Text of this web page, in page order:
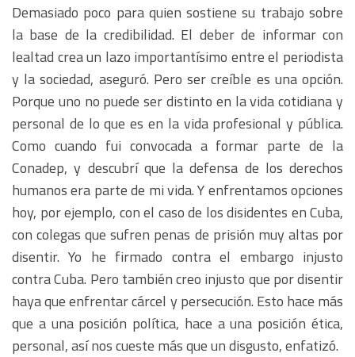
Demasiado poco para quien sostiene su trabajo sobre
la base de la credibilidad. El deber de informar con
lealtad crea un lazo importantísimo entre el periodista
y la sociedad, aseguró. Pero ser creíble es una opción.
Porque uno no puede ser distinto en la vida cotidiana y
personal de lo que es en la vida profesional y pública.
Como cuando fui convocada a formar parte de la
Conadep, y descubrí que la defensa de los derechos
humanos era parte de mi vida. Y enfrentamos opciones
hoy, por ejemplo, con el caso de los disidentes en Cuba,
con colegas que sufren penas de prisión muy altas por
disentir. Yo he firmado contra el embargo injusto
contra Cuba. Pero también creo injusto que por disentir
haya que enfrentar cárcel y persecución. Esto hace más
que a una posición política, hace a una posición ética,
personal, así nos cueste más que un disgusto, enfatizó.